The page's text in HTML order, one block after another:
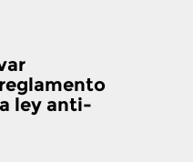
ley anti-